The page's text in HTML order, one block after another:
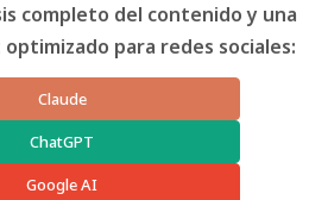
completo del contenido y una
para redes sociales:
Claude
ChatGPT
Google AI